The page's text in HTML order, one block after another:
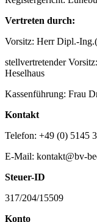
Vertreten durch:
Vorsitz: Herr Dipl.-
stellvertretender
Heselhaus
Kassenführung: Frau
Kontakt
Telefon: +49 (0) 5145
E-Mail: kontakt@bv-
Steuer-ID
317/204/15509
Konto